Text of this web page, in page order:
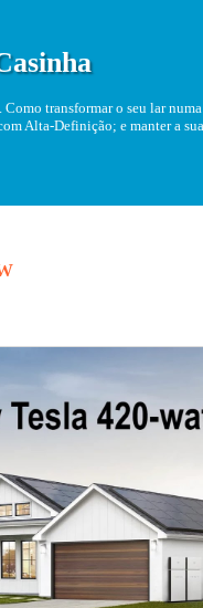
transformar o seu lar
Alta-Definição; e manter a